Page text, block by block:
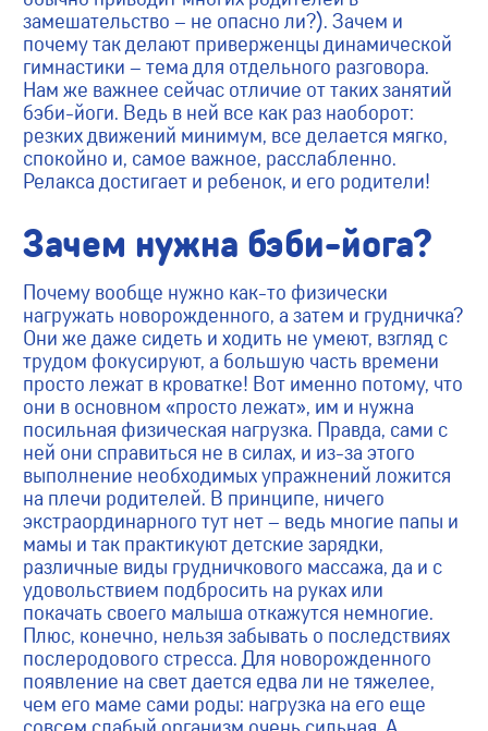
замешательство – не опасно ли?). Зачем и
почему так делают приверженцы динамической
гимнастики – тема для отдельного разговора.
Нам же важнее сейчас отличие от таких занятий
бэби-йоги. Ведь в ней все как раз наоборот:
резких движений минимум, все делается мягко,
спокойно и, самое важное, расслабленно.
Релакса достигает и ребенок, и его родители!
Зачем нужна бэби-йога?
Почему вообще нужно как-то физически
нагружать новорожденного, а затем и грудничка?
Они же даже сидеть и ходить не умеют, взгляд с
трудом фокусируют, а большую часть времени
просто лежат в кроватке! Вот именно потому, что
они в основном «просто лежат», им и нужна
посильная физическая нагрузка. Правда, сами с
ней они справиться не в силах, и из-за этого
выполнение необходимых упражнений ложится
на плечи родителей. В принципе, ничего
экстраординарного тут нет – ведь многие папы и
мамы и так практикуют детские зарядки,
различные виды грудничкового массажа, да и с
удовольствием подбросить на руках или
покачать своего малыша откажутся немногие.
Плюс, конечно, нельзя забывать о последствиях
послеродового стресса. Для новорожденного
появление на свет дается едва ли не тяжелее,
чем его маме сами роды: нагрузка на его еще